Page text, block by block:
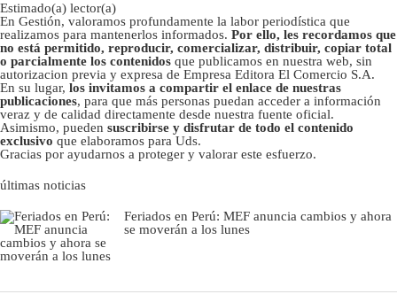
Estimado(a) lector(a)
En Gestión, valoramos profundamente la labor periodística que
realizamos para mantenerlos informados. Por ello, les recordamos que
no está permitido, reproducir, comercializar, distribuir, copiar total
o parcialmente los contenidos que publicamos en nuestra web, sin
autorizacion previa y expresa de Empresa Editora El Comercio S.A.
En su lugar, los invitamos a compartir el enlace de nuestras
publicaciones, para que más personas puedan acceder a información
veraz y de calidad directamente desde nuestra fuente oficial.
Asimismo, pueden suscribirse y disfrutar de todo el contenido
exclusivo que elaboramos para Uds.
Gracias por ayudarnos a proteger y valorar este esfuerzo.
últimas noticias
Feriados en Perú: MEF anuncia cambios y ahora
se moverán a los lunes